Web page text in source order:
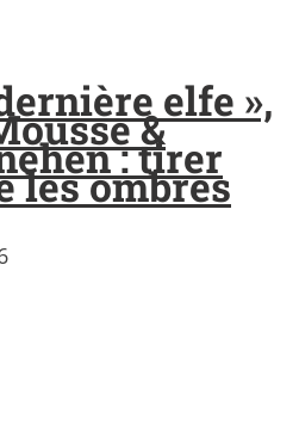
elfe »,
&
: tirer
les ombres